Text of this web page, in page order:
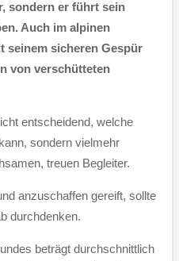
sondern er führt sein
Auch im alpinen
seinem sicheren Gespür
von verschütteten
entscheidend, welche
sondern vielmehr
treuen Begleiter.
anzuschaffen gereift, sollte
durchdenken.
beträgt durchschnittlich